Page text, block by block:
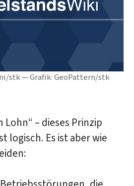
stk — Grafik: GeoPattern/stk
Lohn“ – dieses Prinzip
logisch. Es ist aber wie